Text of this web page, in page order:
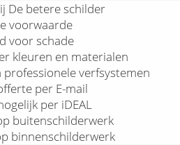
De betere schilder
voorwaarde
voor schade
kleuren en materialen
verfsystemen
per E-mail
per iDEAL
buitenschilderwerk
binnenschilderwerk